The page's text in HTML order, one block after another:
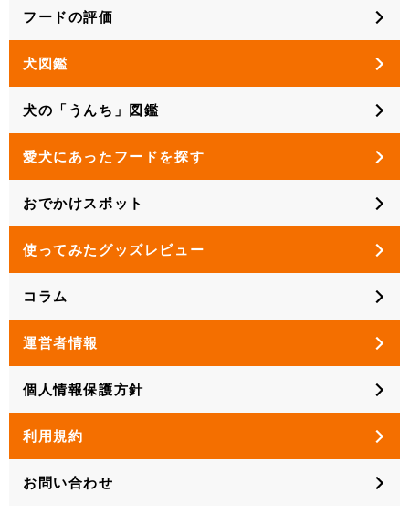
フードの評価
犬図鑑
犬の「うんち」図鑑
愛犬にあったフードを探す
おでかけスポット
使ってみたグッズレビュー
コラム
運営者情報
個人情報保護方針
利用規約
お問い合わせ